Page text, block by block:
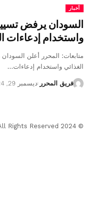
أخبار
السودان يرفض
واستخدام إدعاءات
متابعات: المحرر أعلن
الغذائي واستخدام إدعاءات…
فريق المحرر ديسمبر 29, 2024
© 2024 Almohrer News. winwin company Developed Company. All Rights Reserved.